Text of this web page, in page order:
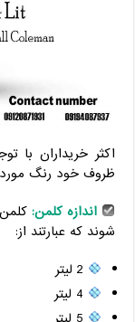
اکثر خریداران با
ظروف خود رنگ مورد
اندازه کلمن:
شوند که عبارتند از: